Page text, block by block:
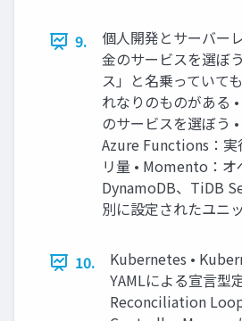
9.
個人開発とサーバー
金のサービスを選ぼ
ス」と名乗っていて
れなりのものがある
のサービスを選ぼう •
Azure Functions：
リ量 • Momento：オ
DynamoDB、TiDB
別に設定されたユニ
10.
Kubernetes •
YAMLによる宣言型
Reconciliation